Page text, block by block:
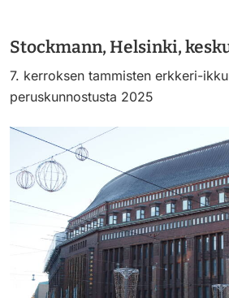
Stockmann, Helsinki,
7. kerroksen tammisten erkkeri-
peruskunnostusta 2025